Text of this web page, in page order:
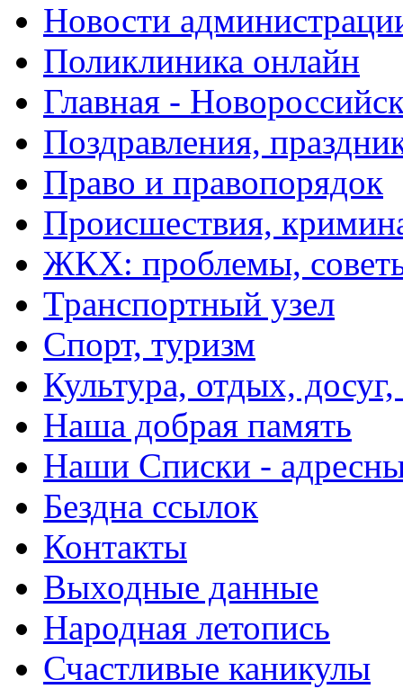
Новости
Поликлиника онлайн
Главная -
Поздравления,
Право и правопорядок
Происшествия,
ЖКХ: проблемы,
Транспортный узел
Спорт, туризм
Культура, отдых,
Наша добрая память
Наши Списки -
Бездна ссылок
Контакты
Выходные данные
Народная летопись
Счастливые каникулы